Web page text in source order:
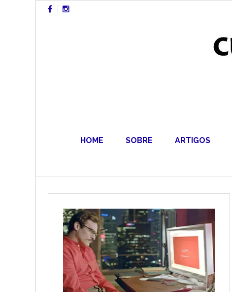
Skip
to
HOME SOBRE ARTIGOS